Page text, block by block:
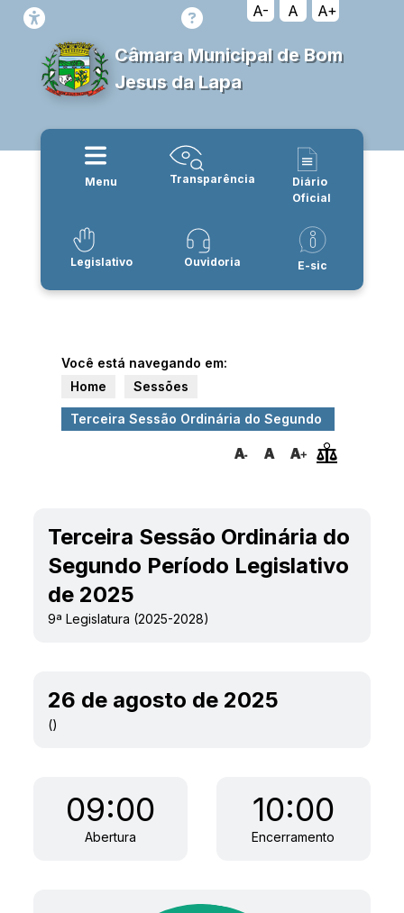
A- A A+
Câmara Municipal de Bom
Jesus da Lapa
Menu Transparência
Diário
Oficial
Legislativo Ouvidoria E-sic
Você está navegando em:
Home
Sessões
Terceira Sessão Ordinária do Segundo
Terceira Sessão Ordinária do
Segundo Período Legislativo
de 2025
9ª Legislatura (2025-2028)
26 de agosto de 2025
()
09:00
Abertura
10:00
Encerramento